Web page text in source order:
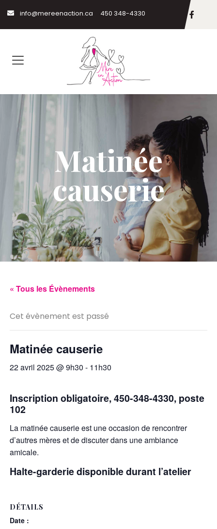
info@mereenaction.ca 450 348-4330
Matinée
causerie
« Tous les Évènements
Cet évènement est passé
Matinée causerie
22 avril 2025 @ 9h30 - 11h30
Inscription obligatoire, 450-348-4330, poste
102
La matinée causerie est une occasion de rencontrer
d’autres mères et de discuter dans une ambiance
amicale.
Halte-garderie disponible durant l’atelier
DÉTAILS
Date :